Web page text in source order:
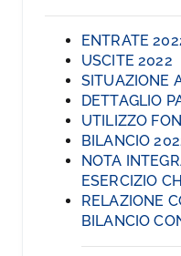
ENTRATE
USCITE 2022
SITUAZIONE
DETTAGLIO
UTILIZZO
BILANCIO
NOTA
ESERCIZIO
RELAZIONE
BILANCIO